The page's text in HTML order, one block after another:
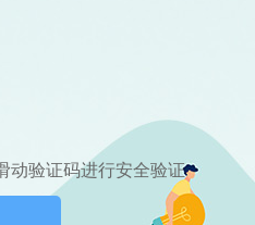
动验证码进行安全验证